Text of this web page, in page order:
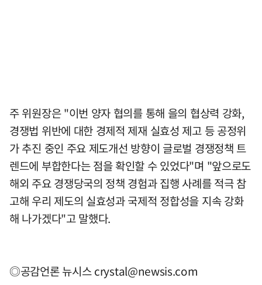
주 위원장은 "이번 양자 협의를 통해 을의 협상력 강화,
경쟁법 위반에 대한 경제적 제재 실효성 제고 등 공정위
가 추진 중인 주요 제도개선 방향이 글로벌 경쟁정책 트
렌드에 부합한다는 점을 확인할 수 있었다"며 "앞으로도
해외 주요 경쟁당국의 정책 경험과 집행 사례를 적극 참
고해 우리 제도의 실효성과 국제적 정합성을 지속 강화
해 나가겠다"고 말했다.
◎공감언론 뉴시스crystal@newsis.com